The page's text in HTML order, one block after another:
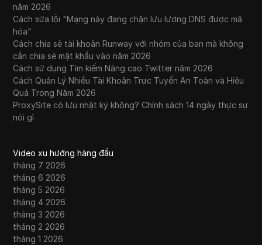
năm 2026
Cách sửa lỗi "Mạng này đang chặn lưu lượng DNS được mã
hóa"
Cách chia sẻ tài khoản Runway với nhóm của bạn mà không
cần chia sẻ mật khẩu vào năm 2026
Cách sử dụng Tìm kiếm Nâng cao Twitter năm 2026
Cách Quản Lý Nhiều Tài Khoản Trực Tuyến An Toàn và Hiệu
Quả Trong Năm 2026
ProxySite có lưu nhật ký không? Chính sách 14 ngày thực sự
nói gì
Video xu hướng hàng đầu
tháng 7 2026
tháng 6 2026
tháng 5 2026
tháng 4 2026
tháng 3 2026
tháng 2 2026
tháng 1 2026